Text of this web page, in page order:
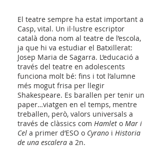
El teatre sempre ha estat important a
Casp, vital. Un il·lustre escriptor
català dona nom al teatre de l’escola,
ja que hi va estudiar el Batxillerat:
Josep Maria de Sagarra. L’educació a
través del teatre en adolescents
funciona molt bé: fins i tot l’alumne
més mogut frisa per llegir
Shakespeare. Es barallen per tenir un
paper…viatgen en el temps, mentre
treballen, però, valors universals a
través de clàssics com Hamlet o Mar i
Cel a primer d’ESO o Cyrano i Historia
de una escalera a 2n.